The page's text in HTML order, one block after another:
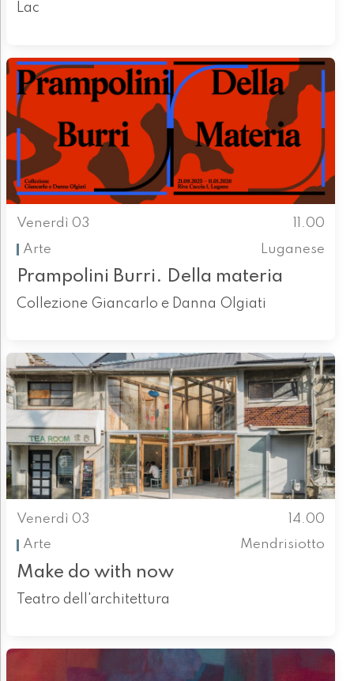
Lac
Venerdì 03
11.00
Arte
Luganese
Prampolini Burri. Della materia
Collezione Giancarlo e Danna Olgiati
Venerdì 03
14.00
Arte
Mendrisiotto
Make do with now
Teatro dell'architettura